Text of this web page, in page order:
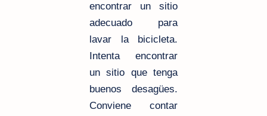
encontrar un sitio
adecuado para
lavar la bicicleta.
Intenta encontrar
un sitio que tenga
buenos desagües.
Conviene contar